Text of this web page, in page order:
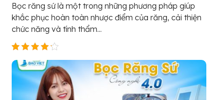
Bọc răng sứ là một trong những phương pháp giúp
khắc phục hoàn toàn nhược điểm của răng, cải thiện
chức năng và tính thẩm...